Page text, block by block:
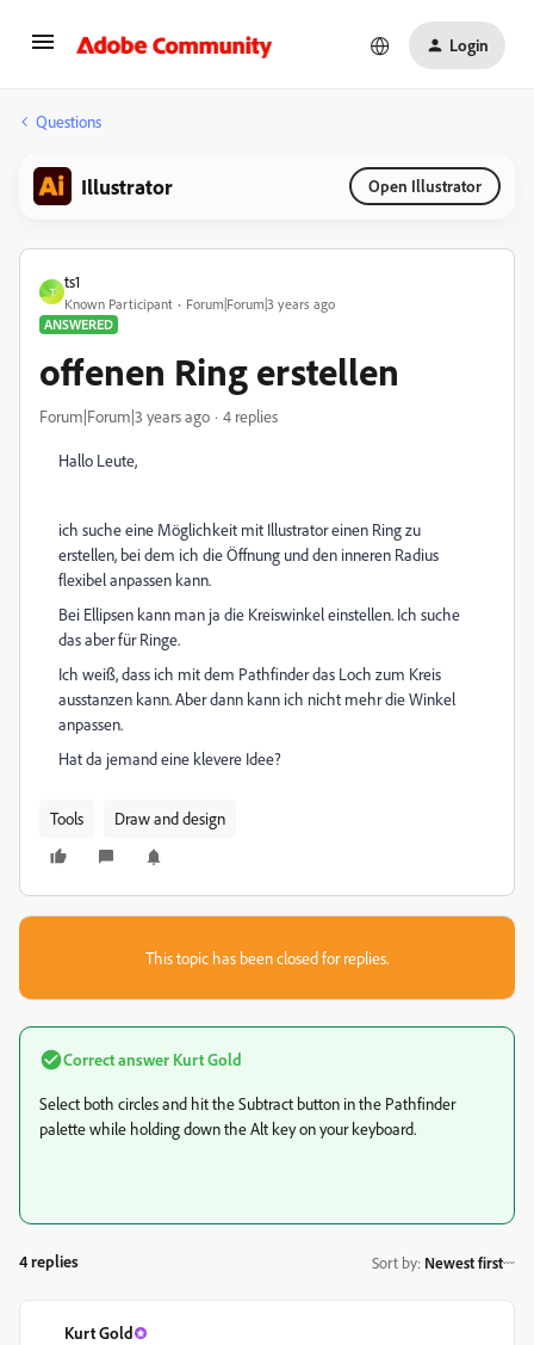
Login
Questions
Illustrator Open Illustrator
T
ts1
Known Participant
Forum|Forum|3 years ago
ANSWERED
offenen Ring erstellen
Forum|Forum|3 years ago 4 replies
Hallo Leute,
ich suche eine Möglichkeit mit Illustrator einen Ring zu
erstellen, bei dem ich die Öffnung und den inneren Radius
flexibel anpassen kann.
Bei Ellipsen kann man ja die Kreiswinkel einstellen. Ich suche
das aber für Ringe.
Ich weiß, dass ich mit dem Pathfinder das Loch zum Kreis
ausstanzen kann. Aber dann kann ich nicht mehr die Winkel
anpassen.
Hat da jemand eine klevere Idee?
Tools Draw and design
This topic has been closed for replies.
Correct answer Kurt Gold
Select both circles and hit the Subtract button in the Pathfinder
palette while holding down the Alt key on your keyboard.
4 replies Sort by: Newest first
Kurt Gold